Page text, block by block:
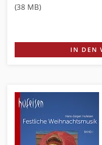
(38 MB)
IN DEN